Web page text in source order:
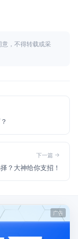
，不得转载或采
下一篇
？大神给你支招！